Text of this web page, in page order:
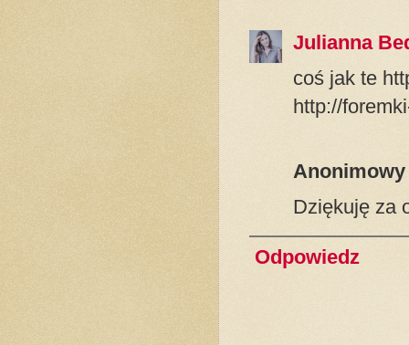
Julianna
coś jak te
http://
Anonimowy
Dziękuję za
Odpowiedz